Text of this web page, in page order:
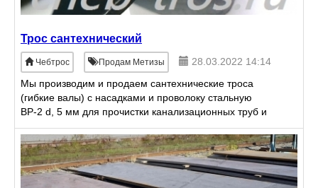
Трос сантехнический
Чебтрос Продам Метизы
28.03.2022 14:14
Мы производим и продаем сантехнические троса
(гибкие валы) с насадками и проволоку стальную
ВР-2 d, 5 мм для прочистки канализационных труб и
т. п. Диаметр тросов - от 6 до 20 мм, длиной до 40 м.
Все